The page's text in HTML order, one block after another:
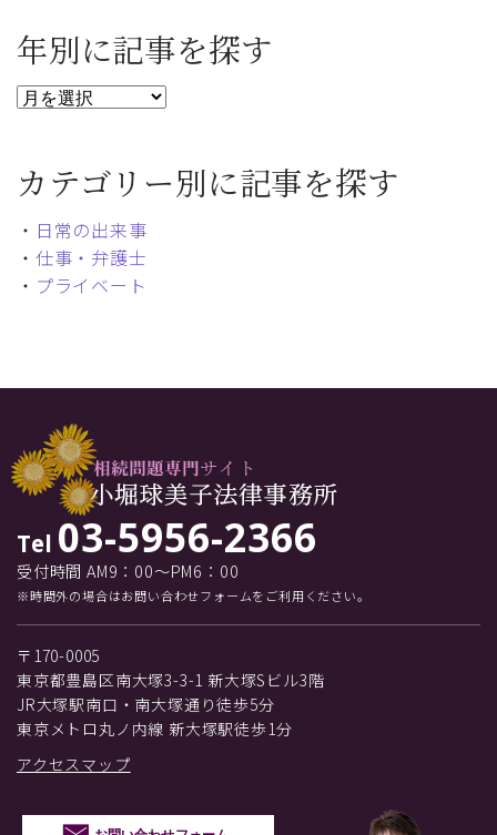
年別に記事を探す
カテゴリー別に記事を探す
・ 日常の出来事
・ 仕事・弁護士
・ プライベート
Tel 03-5956-2366
受付時間 AM9：00～PM6：00
※時間外の場合はお問い合わせフォームをご利用ください。
〒170-0005
東京都豊島区南大塚3-3-1 新大塚Sビル3階
JR大塚駅南口・南大塚通り徒歩5分
東京メトロ丸ノ内線 新大塚駅徒歩1分
アクセスマップ